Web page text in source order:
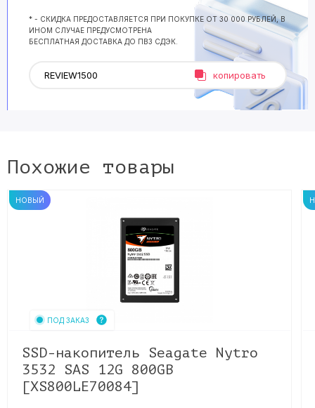
* - СКИДКА ПРЕДОСТАВЛЯЕТСЯ ПРИ ПОКУПКЕ ОТ 30 000 РУБЛЕЙ, В
ИНОМ СЛУЧАЕ ПРЕДУСМОТРЕНА
БЕСПЛАТНАЯ ДОСТАВКА ДО ПВЗ СДЭК.
копировать
Похожие товары
НОВЫЙ
ПОД ЗАКАЗ
SSD-накопитель Seagate Nytro
3532 SAS 12G 800GB
[XS800LE70084]